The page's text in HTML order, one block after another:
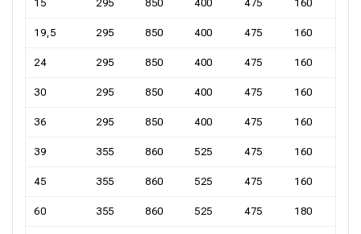
15 295 850 400 475 160
19,5 295 850 400 475 160
24 295 850 400 475 160
30 295 850 400 475 160
36 295 850 400 475 160
39 355 860 525 475 160
45 355 860 525 475 160
60 355 860 525 475 180